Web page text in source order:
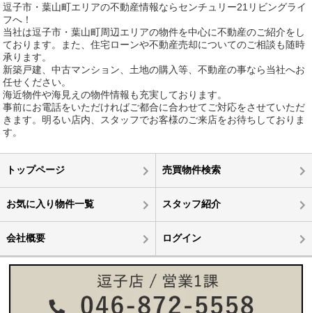
逗子市・葉山町エリアの不動産情報ならセンチュリー21リビングライ
フへ！
当社は逗子市・葉山町周辺エリアの物件を中心に不動産のご紹介をし
ております。また、住宅ローンや不動産売却についてのご相談も随時
承ります。
新築戸建、中古マンション、土地の購入等、不動産の事なら当社へお
任せください。
海近物件や海見えの物件情報も充実しております。
事前にお電話をいただければご都合に合わせてご対応をさせていただ
きます。明るい店内、スタッフでお客様のご来店をお待ちしておりま
す。
トップページ 売買物件検索
お気に入り物件一覧 スタッフ紹介
会社概要 ログイン